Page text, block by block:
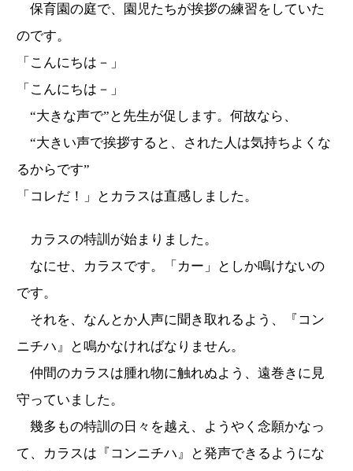
保育園の庭で、園児たちが挨拶の練習をしていた
のです。
「こんにちは－」
「こんにちは－」
“大きな声で”と先生が促します。何故なら、
“大きい声で挨拶すると、された人は気持ちよくな
るからです”
「コレだ！」とカラスは直感しました。
カラスの特訓が始まりました。
なにせ、カラスです。「カー」としか鳴けないの
です。
それを、なんとか人声に聞き取れるよう、『コン
ニチハ』と鳴かなければなりません。
仲間のカラスは腫れ物に触れぬよう、遠巻きに見
守っていました。
幾多もの特訓の日々を越え、ようやく念願かなっ
て、カラスは『コンニチハ』と発声できるようにな